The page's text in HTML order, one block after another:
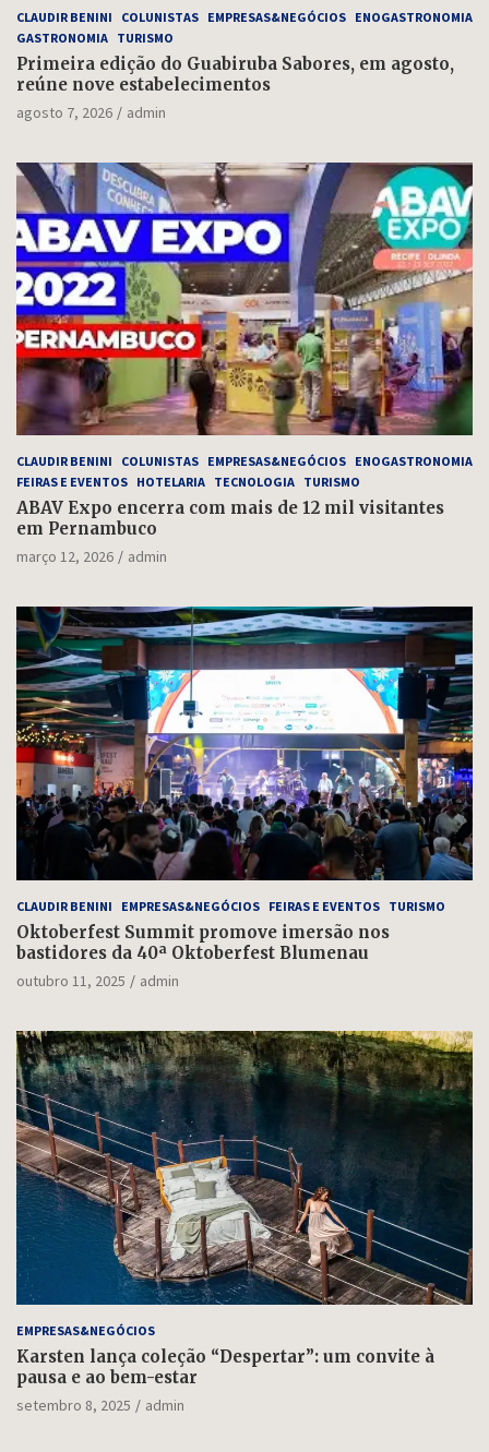
CLAUDIR BENINI COLUNISTAS EMPRESAS&NEGÓCIOS ENOGASTRONOMIA
GASTRONOMIA TURISMO
Primeira edição do Guabiruba Sabores, em agosto,
reúne nove estabelecimentos
agosto 7, 2026 admin
CLAUDIR BENINI COLUNISTAS EMPRESAS&NEGÓCIOS ENOGASTRONOMIA
FEIRAS E EVENTOS HOTELARIA TECNOLOGIA TURISMO
ABAV Expo encerra com mais de 12 mil visitantes
em Pernambuco
março 12, 2026 admin
CLAUDIR BENINI EMPRESAS&NEGÓCIOS FEIRAS E EVENTOS TURISMO
Oktoberfest Summit promove imersão nos
bastidores da 40ª Oktoberfest Blumenau
outubro 11, 2025 admin
EMPRESAS&NEGÓCIOS
Karsten lança coleção “Despertar”: um convite à
pausa e ao bem-estar
setembro 8, 2025 admin